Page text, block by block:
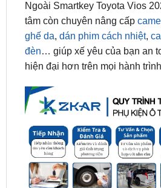
Ngoài Smartkey Toyota Vios
tâm còn chuyên nâng cấp
ghế da, dán phim cách nhiệt,
đèn… giúp xế yêu của bạn an
hiện đại hơn trên mọi hành